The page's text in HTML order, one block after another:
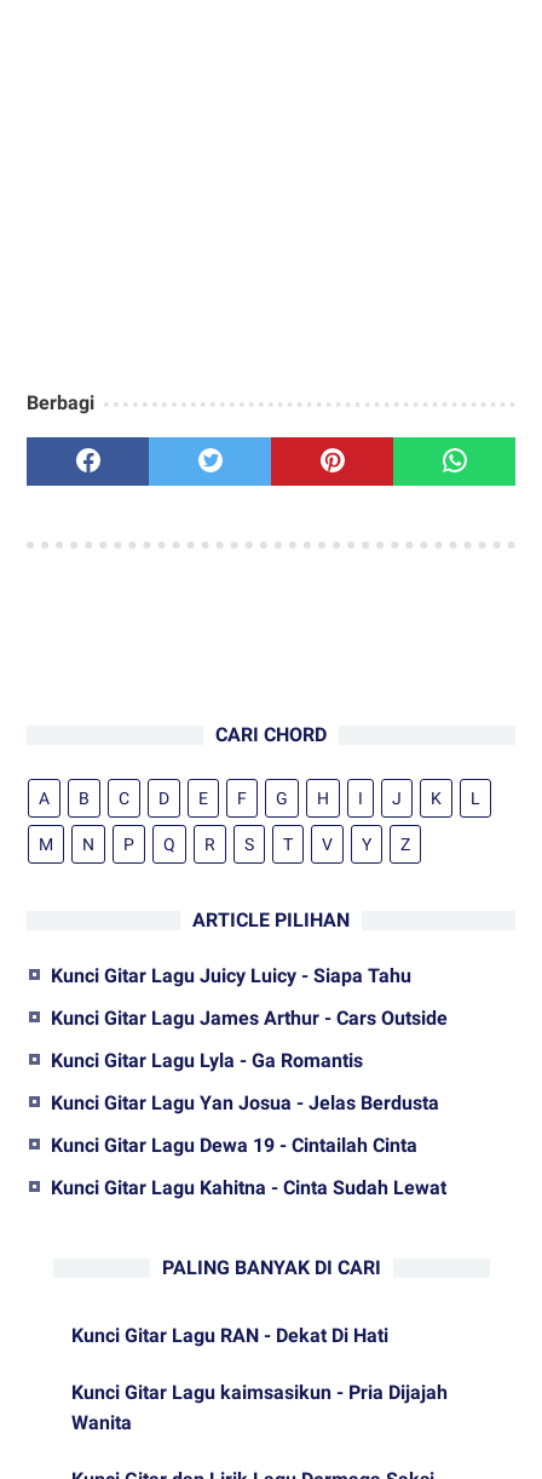
Berbagi
CARI CHORD
A B C D E F G H I J K L
M N P Q R S T V Y Z
ARTICLE PILIHAN
Kunci Gitar Lagu Juicy Luicy - Siapa Tahu
Kunci Gitar Lagu James Arthur - Cars Outside
Kunci Gitar Lagu Lyla - Ga Romantis
Kunci Gitar Lagu Yan Josua - Jelas Berdusta
Kunci Gitar Lagu Dewa 19 - Cintailah Cinta
Kunci Gitar Lagu Kahitna - Cinta Sudah Lewat
PALING BANYAK DI CARI
Kunci Gitar Lagu RAN - Dekat Di Hati
Kunci Gitar Lagu kaimsasikun - Pria Dijajah
Wanita